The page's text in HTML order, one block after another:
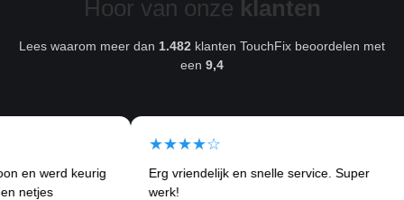
Hoor van onze klanten
Lees waarom meer dan 1.482 klanten TouchFix beoordelen met
een 9,4
keurig
★★★★☆
Erg vriendelijk en snelle service. Super